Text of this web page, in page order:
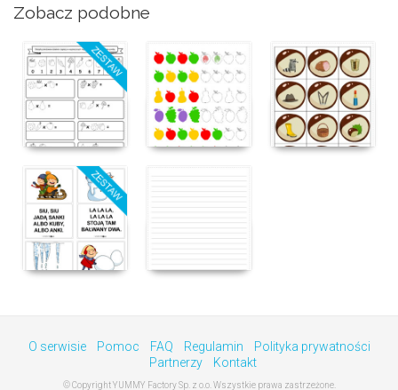
Zobacz podobne
O serwisie Pomoc FAQ Regulamin
Polityka prywatności
Partnerzy
Kontakt
© Copyright YUMMY Factory Sp. z o.o. Wszystkie prawa zastrzeżone.